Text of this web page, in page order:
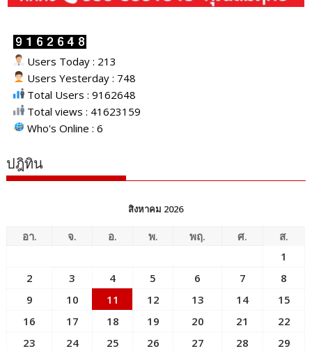
Users Today : 213
Users Yesterday : 748
Total Users : 9162648
Total views : 41623159
Who's Online : 6
ปฎิทิน
สิงหาคม 2026
อา. จ. อ. พ. พฤ. ศ.
ส.
1
2
3 4 5 6 7
8
9
10 11 12 13 14
15
16
17 18 19 20 21
22
23
24 25 26 27 28
29